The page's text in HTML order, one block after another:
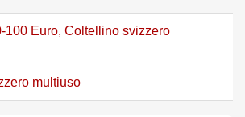
100 Euro, Coltellino svizzero
multiuso